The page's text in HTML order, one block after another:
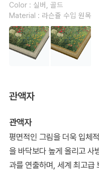
Color : 실버, 골드
Material : 라슨쥴 수입 원목
관액자
관액자
평면적인 그림을 더욱 입체
을 바닥보다 높게 올리고 사
과를 연출하며, 세계 최고급